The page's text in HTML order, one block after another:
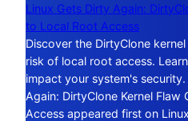
Linux Gets Dirty Again:
to Local Root Access
Discover the DirtyClone
risk of local root access.
impact your system's
Again: DirtyClone Kernel
Access appeared first on